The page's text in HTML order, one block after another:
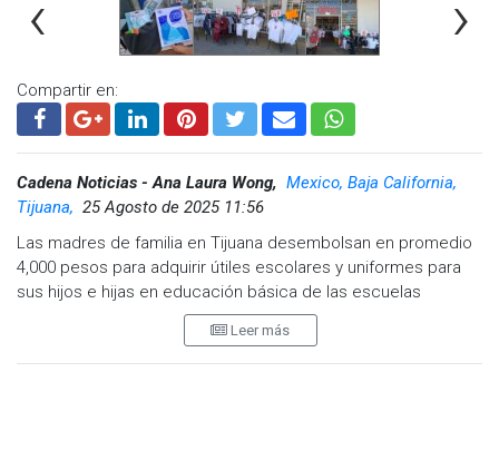
‹ ›
Compartir en:
Cadena Noticias - Ana Laura Wong, Mexico, Baja California,
Tijuana, 25 Agosto de 2025 11:56
Las madres de familia en Tijuana desembolsan en promedio
4,000 pesos para adquirir útiles escolares y uniformes para
sus hijos e hijas en educación básica de las escuelas
públicas, según revelan testimonios recabados en la región.
Leer más